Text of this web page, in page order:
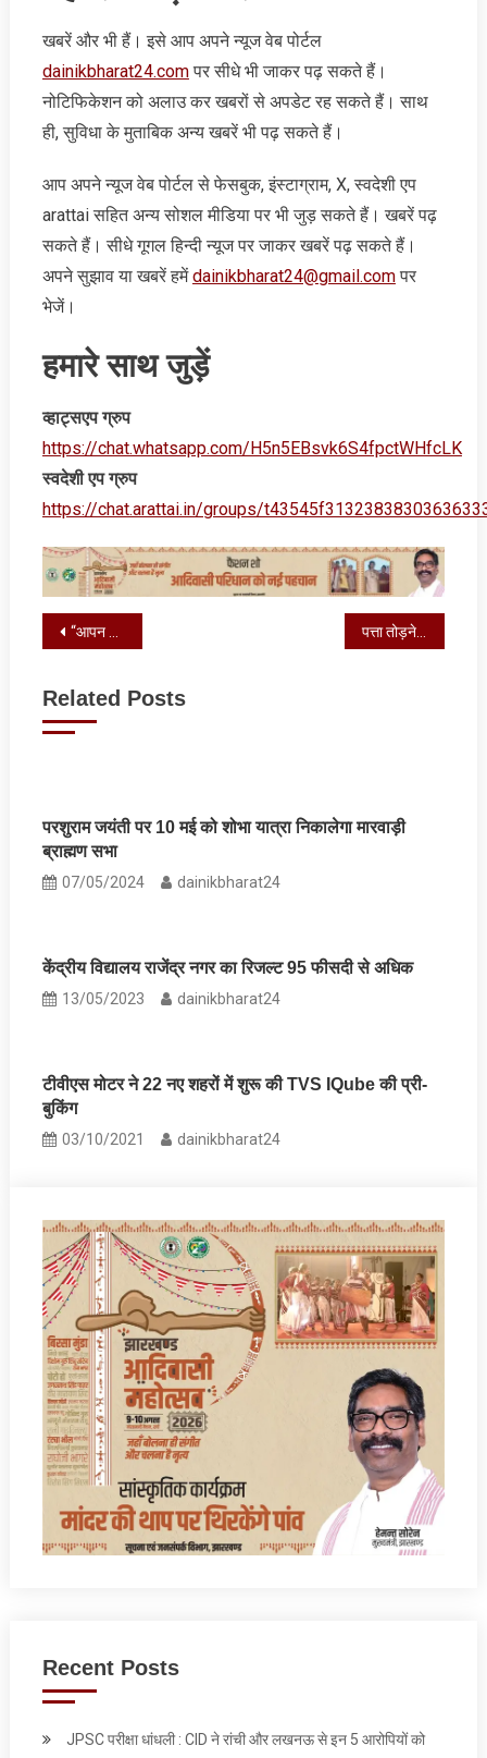
खबरें और भी हैं। इसे आप अपने न्‍यूज वेब पोर्टल
dainikbharat24.comपर सीधे भी जाकर पढ़ सकते हैं।
नोटिफिकेशन को अलाउ कर खबरों से अपडेट रह सकते हैं। साथ
ही, सुविधा के मुताबिक अन्‍य खबरें भी पढ़ सकते हैं।
आप अपने न्‍यूज वेब पोर्टल से फेसबुक, इंस्‍टाग्राम, X, स्‍वदेशी एप
arattai सहित अन्‍य सोशल मीडिया पर भी जुड़ सकते हैं। खबरें पढ़
सकते हैं। सीधे गूगल हिन्‍दी न्‍यूज पर जाकर खबरें पढ़ सकते हैं।
अपने सुझाव या खबरें हमेंdainikbharat24@gmail.comपर
भेजें।
हमारे साथ जुड़ें
व्‍हाट्सएप ग्रुप
https://chat.whatsapp.com/H5n5EBsvk6S4fpctWHfcLK
स्‍वदेशी एप ग्रुप
https://chat.arattai.in/groups/
Post
“आपन सरस्वतिया” अभियान के तहत मेराल में शुरू हुई नदी सफाई पत्ता तोड़ने गए दंपति पर भालू ने किया हमला, पति गंभीर रूप से घायल
Related Posts
परशुराम जयंती पर 10 मई को शोभा यात्रा निकालेगा मारवाड़ी
ब्राह्मण सभा
07/05/2024 dainikbharat24
केंद्रीय विद्यालय राजेंद्र नगर का रिजल्‍ट 95 फीसदी से अधिक
13/05/2023 dainikbharat24
टीवीएस मोटर ने 22 नए शहरों में शुरू की TVS IQube की प्री-
बुकिंग
03/10/2021 dainikbharat24
Recent Posts
JPSC परीक्षा धांधली : CID ने रांची और लखनऊ से इन 5 आरोपियों को